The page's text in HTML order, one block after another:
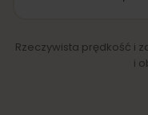
Rzeczywista prędkość i
i